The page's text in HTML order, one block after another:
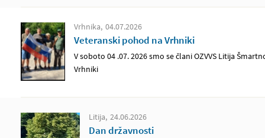
Vrhnika 04.07.2026
Veteranski pohod na Vrhniki
V soboto 04 .07. 2026 smo se člani OZVVS Litija
Vrhniki
Litija 24.06.2026
Dan državnosti